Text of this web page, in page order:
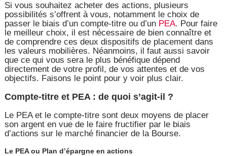
Si vous souhaitez acheter des actions, plusieurs
possibilités s’offrent à vous, notamment le choix de
passer le biais d’un compte-titre ou d’un PEA. Pour faire
le meilleur choix, il est nécessaire de bien connaître et
de comprendre ces deux dispositifs de placement dans
les valeurs mobilières. Néanmoins, il faut aussi savoir
que ce qui vous sera le plus bénéfique dépend
directement de votre profil, de vos attentes et de vos
objectifs. Faisons le point pour y voir plus clair.
Compte-titre et PEA : de quoi s’agit-il ?
Le PEA et le compte-titre sont deux moyens de placer
son argent en vue de le faire fructifier par le biais
d’actions sur le marché financier de la Bourse.
Le PEA ou Plan d’épargne en actions